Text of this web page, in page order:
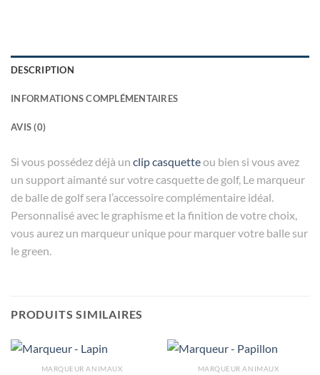
DESCRIPTION
INFORMATIONS COMPLÉMENTAIRES
AVIS (0)
Si vous possédez déjà un clip casquetteou bien si vous avez
un support aimanté sur votre casquette de golf, Le marqueur
de balle de golf sera l’accessoire complémentaire idéal.
Personnalisé avec le graphisme et la finition de votre choix,
vous aurez un marqueur unique pour marquer votre balle sur
le green.
PRODUITS SIMILAIRES
MARQUEUR ANIMAUX MARQUEUR ANIMAUX